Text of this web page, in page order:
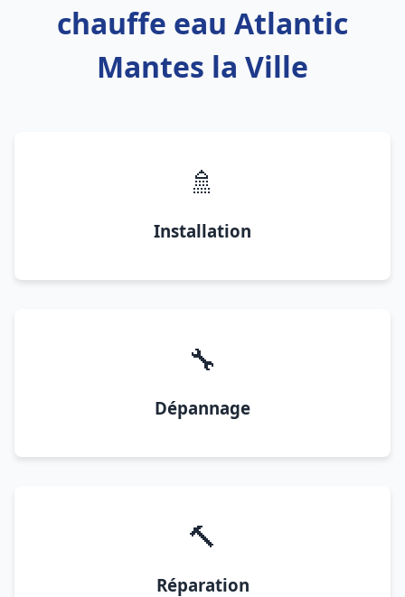
chauffe eau Atlantic
Mantes la Ville
🚿
Installation
🔧
Dépannage
🔨
Réparation